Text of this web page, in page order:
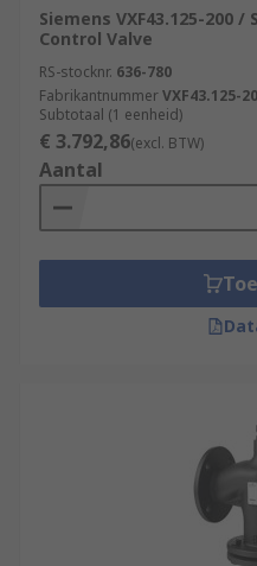
Siemens VXF43.125-200 /
Control Valve
RS-stocknr. 636-780
FabrikantnummerVXF43.125-
Subtotaal (1 eenheid)
€ 3.792,86(excl. BTW)
Aantal